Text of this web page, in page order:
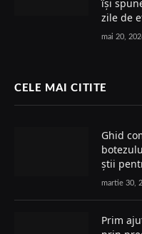
își
zile de
mai 20,
CELE MAI CITITE
Ghid
știi
martie 30,
Prim